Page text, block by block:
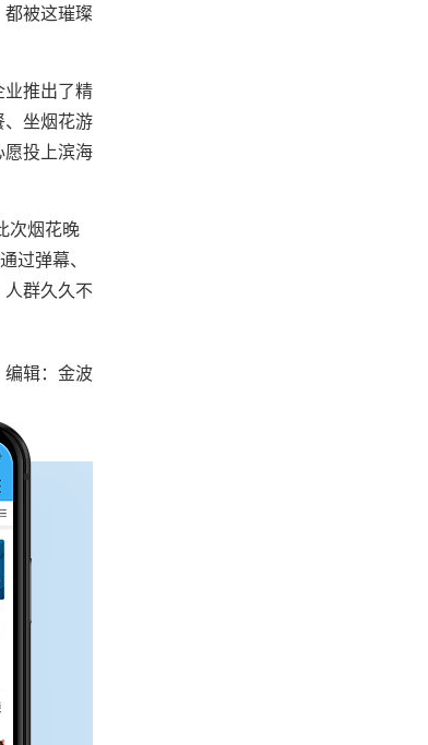
被这璀璨
业推出了精
、坐烟花游
愿投上滨海
次烟花晚
过弹幕、
群久久不
编辑：金波